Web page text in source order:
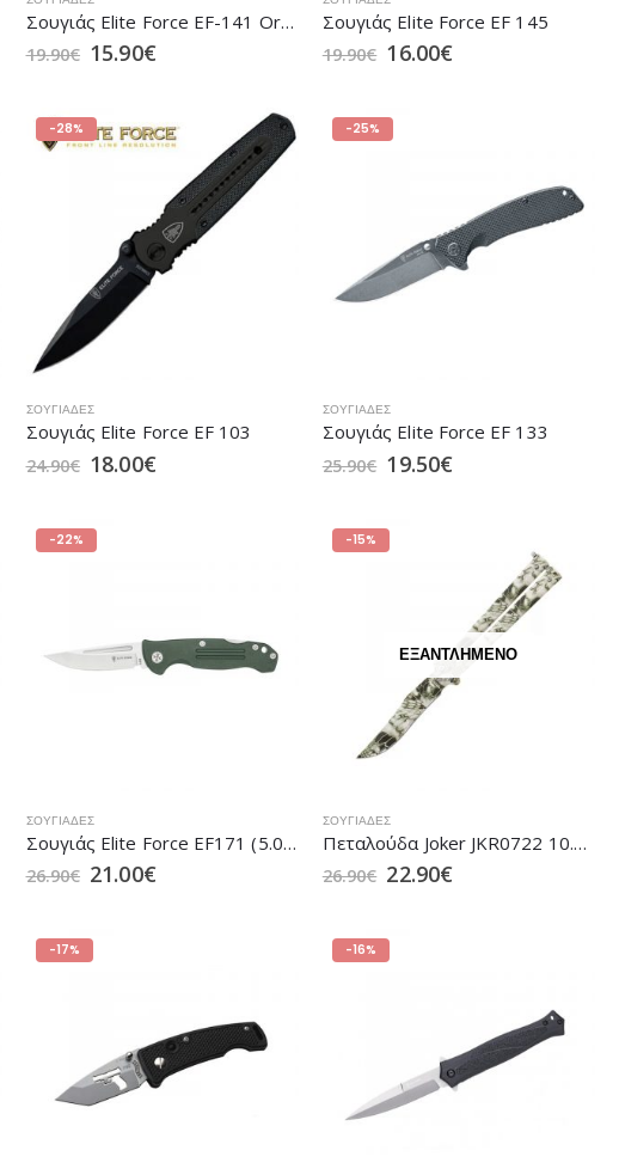
Σουγιάς Elite Force EF-141 Orange (5.0942)
19.90€ 15.90€
Σουγιάς Elite Force EF 145
19.90€ 16.00€
-28%
ΣΟΥΓΙΆΔΕΣ
Σουγιάς Elite Force EF 103
24.90€ 18.00€
-25%
ΣΟΥΓΙΆΔΕΣ
Σουγιάς Elite Force EF 133
25.90€ 19.50€
-22%
ΣΟΥΓΙΆΔΕΣ
Σουγιάς Elite Force EF171 (5.0979)
26.90€ 21.00€
-15%
ΕΞΑΝΤΛΗΜΈΝΟ
ΣΟΥΓΙΆΔΕΣ
Πεταλούδα Joker JKR0722 10.3cm
26.90€ 22.90€
-17% -16%